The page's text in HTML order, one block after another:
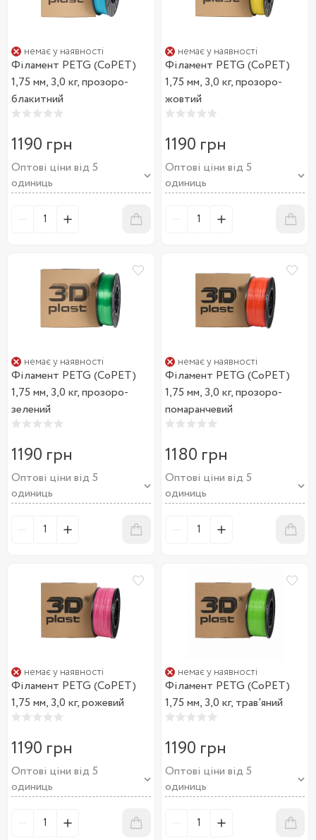
немає у наявності
Філамент PETG (CoPET)
1,75 мм, 3,0 кг, прозоро-
блакитний
1190 грн
Оптові ціни від 5
одиниць
немає у наявності
Філамент PETG (CoPET)
1,75 мм, 3,0 кг, прозоро-
жовтий
1190 грн
Оптові ціни від 5
одиниць
немає у наявності
Філамент PETG (CoPET)
1,75 мм, 3,0 кг, прозоро-
зелений
1190 грн
Оптові ціни від 5
одиниць
немає у наявності
Філамент PETG (CoPET)
1,75 мм, 3,0 кг, прозоро-
помаранчевий
1180 грн
Оптові ціни від 5
одиниць
немає у наявності
Філамент PETG (CoPET)
1,75 мм, 3,0 кг, рожевий
1190 грн
Оптові ціни від 5
одиниць
немає у наявності
Філамент PETG (CoPET)
1,75 мм, 3,0 кг, трав'яний
1190 грн
Оптові ціни від 5
одиниць